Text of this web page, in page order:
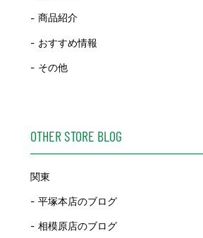
商品紹介
おすすめ情報
その他
OTHER STORE BLOG
関東
平塚本店のブログ
相模原店のブログ